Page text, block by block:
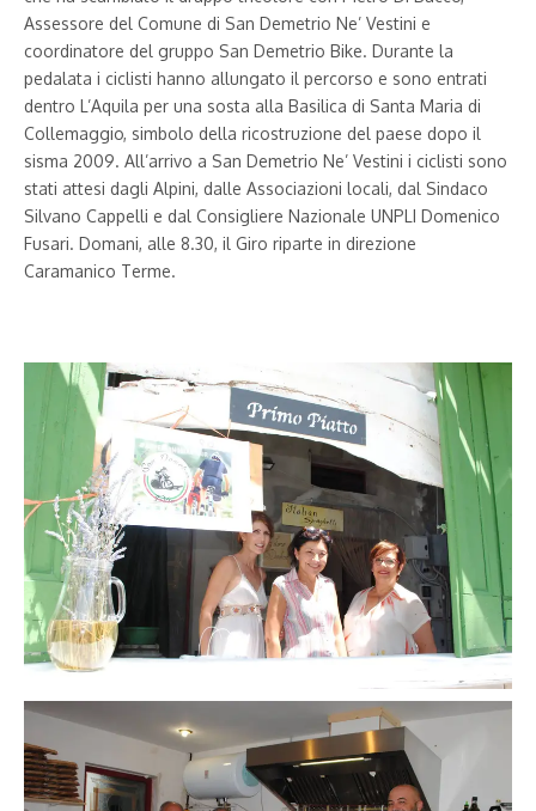
Assessore del Comune di San Demetrio Ne’ Vestini e
coordinatore del gruppo San Demetrio Bike. Durante la
pedalata i ciclisti hanno allungato il percorso e sono entrati
dentro L’Aquila per una sosta alla Basilica di Santa Maria di
Collemaggio, simbolo della ricostruzione del paese dopo il
sisma 2009. All’arrivo a San Demetrio Ne’ Vestini i ciclisti sono
stati attesi dagli Alpini, dalle Associazioni locali, dal Sindaco
Silvano Cappelli e dal Consigliere Nazionale UNPLI Domenico
Fusari. Domani, alle 8.30, il Giro riparte in direzione
Caramanico Terme.